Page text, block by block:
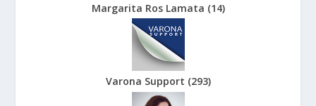
Margarita Ros Lamata (14)
Varona Support (293)